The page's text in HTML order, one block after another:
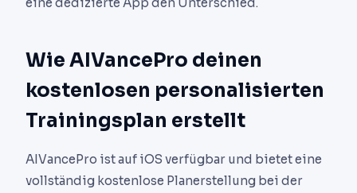
Wie AIVancePro deinen
kostenlosen personalisierten
Trainingsplan erstellt
AIVancePro ist auf iOS verfügbar und bietet eine
vollständig kostenlose Planerstellung bei der